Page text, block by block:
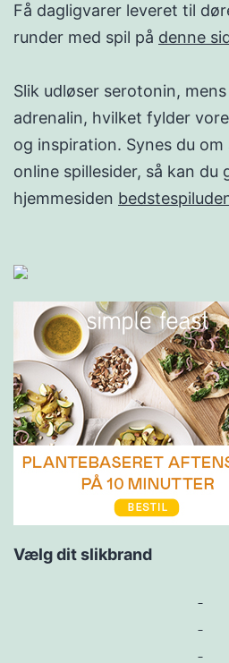
Få dagligvarer leveret til
runder med spil på denne
Slik udløser serotonin,
adrenalin, hvilket fylder
og inspiration. Synes du
online spillesider, så kan du
hjemmesiden
Vælg dit slikbrand